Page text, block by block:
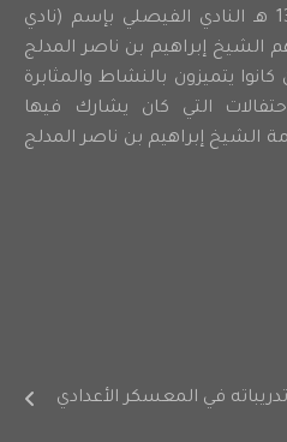
أسس شباب حرمه عام 1374 هـ النادي الفيصلي بإسم (نادي
إبراهيم بن ناصر المدلج
يتميزون بالنشاط والمثابرة
التي كان يشارك فيها
الشيخ إبراهيم بن ناصر المدلج
يدشن تدريباته في المعسكر الأعدادي